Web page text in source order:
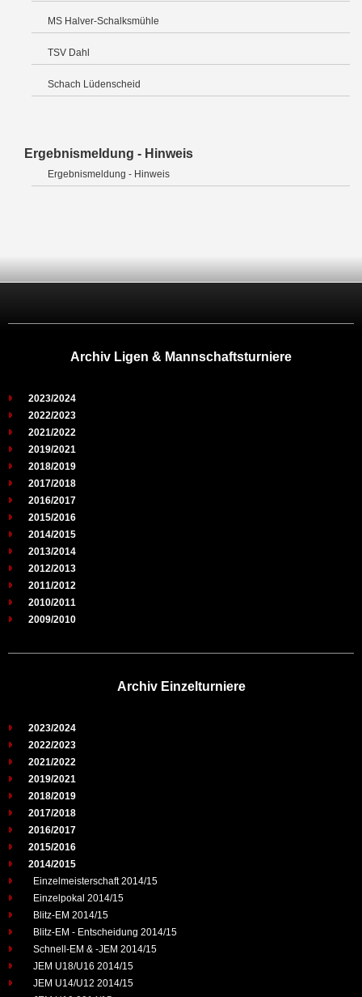
MS Halver-Schalksmühle
TSV Dahl
Schach Lüdenscheid
Ergebnismeldung - Hinweis
Ergebnismeldung - Hinweis
Archiv Ligen & Mannschaftsturniere
2023/2024
2022/2023
2021/2022
2019/2021
2018/2019
2017/2018
2016/2017
2015/2016
2014/2015
2013/2014
2012/2013
2011/2012
2010/2011
2009/2010
Archiv Einzelturniere
2023/2024
2022/2023
2021/2022
2019/2021
2018/2019
2017/2018
2016/2017
2015/2016
2014/2015
Einzelmeisterschaft 2014/15
Einzelpokal 2014/15
Blitz-EM 2014/15
Blitz-EM - Entscheidung 2014/15
Schnell-EM & -JEM 2014/15
JEM U18/U16 2014/15
JEM U14/U12 2014/15